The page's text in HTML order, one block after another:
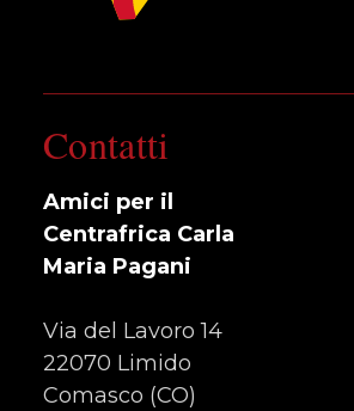
Contatti
Amici per il
Centrafrica Carla
Maria Pagani
Via del Lavoro 14
22070 Limido
Comasco (CO)